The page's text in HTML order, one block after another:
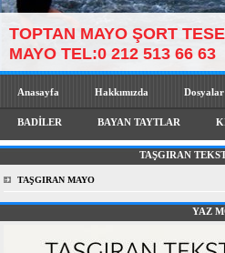
TOPTAN MAYO ŞORT
MAYO TEL:0 212 513 66 63
Anasayfa Hakkımızda Dosyalar
BADİLER BAYAN TAYTLAR
TAŞGIRAN
TAŞGIRAN MAYO
YAZ